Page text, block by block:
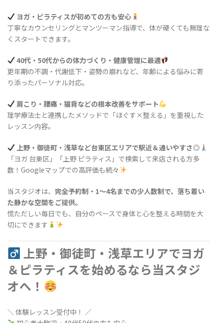
ヨガ・ピラティスが初めての方も安心
丁寧なカウンセリングとマンツーマン指導で、体が硬くても無理な
くスタートできます。
40代・50代からの体力づくり・健康管理に最適
更年期の不調・代謝低下・姿勢の崩れなど、年齢による悩みに寄
り添ったパーソナル対応。
肩こり・腰痛・猫背などの根本改善をサポート
理学療法士と連携したメソッドで「ほぐす×整える」を重視した
レッスン内容。
上野・御徒町・浅草など台東区エリアで駅近＆通いやすさ◎
「ヨガ 台東区」「上野 ピラティス」で検索して来店される方多
数！Googleマップでの高評価も続々
当スタジオは、 完全予約制・1〜4名までの少人数制で、落ち着い
た静かな空間をご提供。
慌ただしい毎日でも、自分のペースで身体と心を整える時間を大
切にできます
上野・御徒町・浅草エリアでヨガ
＆ピラティスを始めるなら当スタジ
オへ！
＼ 体験レッスン受付中！ ／